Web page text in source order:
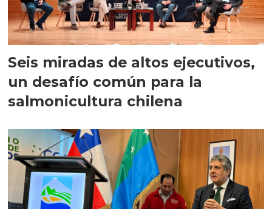
Seis miradas de altos ejecutivos,
un desafío común para la
salmonicultura chilena